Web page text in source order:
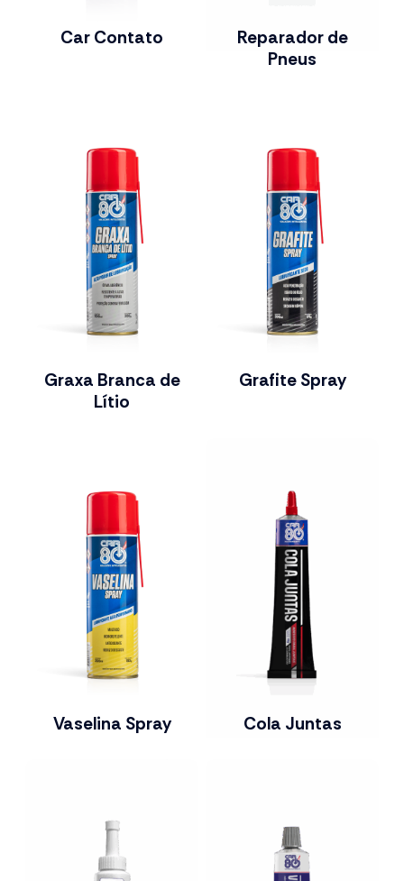
Car Contato
Reparador de
Pneus
Graxa Branca de
Lítio
Grafite Spray
Vaselina Spray Cola Juntas